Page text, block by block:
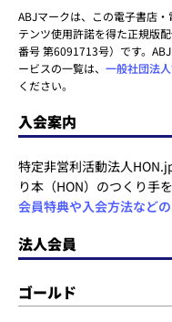
ABJマークは、この電子書店
テンツ使用許諾を得た正規版
番号 第6091713号）です。
ービスの一覧は、 一般社団法
ください。
入会案内
特定非営利活動法人
り本（HON）のつくり手
会員特典や入会方法など
法人会員
ゴールド